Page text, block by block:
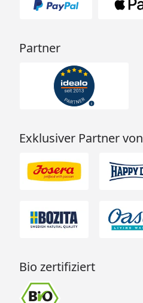
Partner
Exklusiver Partner von
Bio zertifiziert